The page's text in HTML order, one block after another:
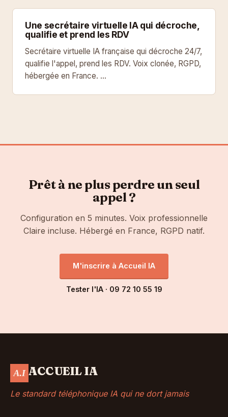
Une secrétaire virtuelle IA qui décroche,
qualifie et prend les RDV
Secrétaire virtuelle IA française qui décroche 24/7,
qualifie l'appel, prend les RDV. Voix clonée, RGPD,
hébergée en France. …
Prêt à ne plus perdre un seul
appel ?
Configuration en 5 minutes. Voix professionnelle
Claire incluse. Hébergé en France, RGPD natif.
M'inscrire à Accueil IA
Tester l'IA · 09 72 10 55 19
ACCUEIL IA
Le standard téléphonique IA qui ne dort jamais